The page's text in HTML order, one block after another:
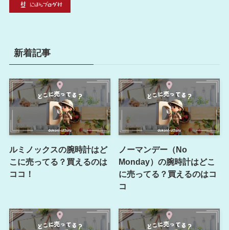
新着記事
ルミノックスの腕時計はど
こに売ってる？買えるのは
ココ！
ノーマンデー（No
Monday）の腕時計はどこ
に売ってる？買えるのはコ
コ